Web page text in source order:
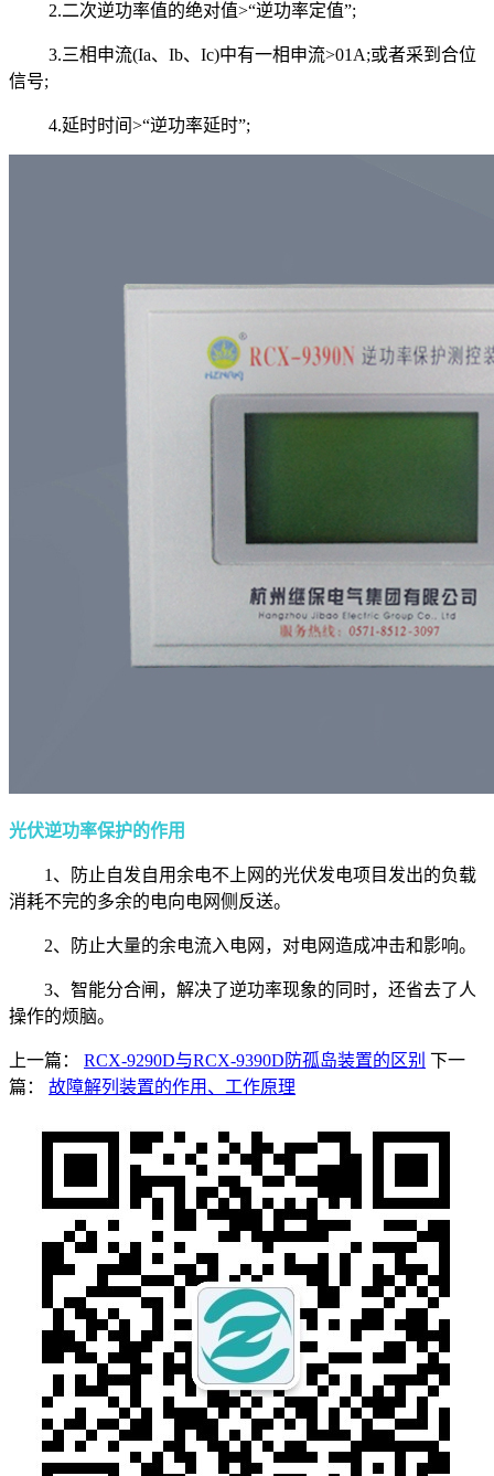
2.二次逆功率值的绝对值>“逆功率定值”;
3.三相申流(Ia、Ib、Ic)中有一相申流>01A;或者采到合位
信号;
4.延时时间>“逆功率延时”;
光伏逆功率保护的作用
1、防止自发自用余电不上网的光伏发电项目发出的负载
消耗不完的多余的电向电网侧反送。
2、防止大量的余电流入电网，对电网造成冲击和影响。
3、智能分合闸，解决了逆功率现象的同时，还省去了人
操作的烦脑。
上一篇： RCX-9290D与RCX-9390D防孤岛装置的区别 下一
篇： 故障解列装置的作用、工作原理